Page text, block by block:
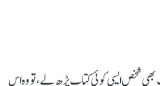
شخص ایسی کوئی کتاب پڑھ لے، تو وہ اس